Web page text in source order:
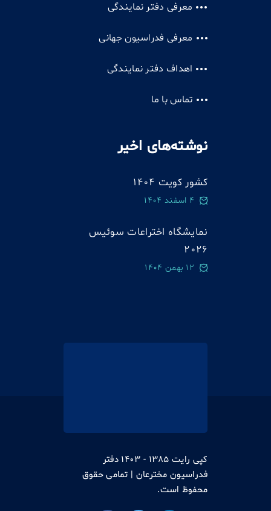
معرفی دفتر نمایندگی
معرفی فدراسیون جهانی
اهداف دفتر نمایندگی
تماس با ما
نوشته‌های اخیر
کشور کویت 1404
4 اسفند 1404
نمایشگاه اختراعات سوئيس
2026
12 بهمن 1404
کپی رایت 1385 - 1403 دفتر
فدراسیون مخترعان | تمامی حقوق
محفوظ است.